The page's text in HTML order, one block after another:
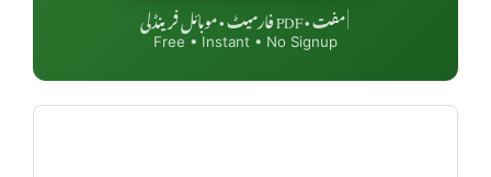
مفت • PDF فارمیٹ • موبائل فرینڈلی
Free • Instant • No Signup